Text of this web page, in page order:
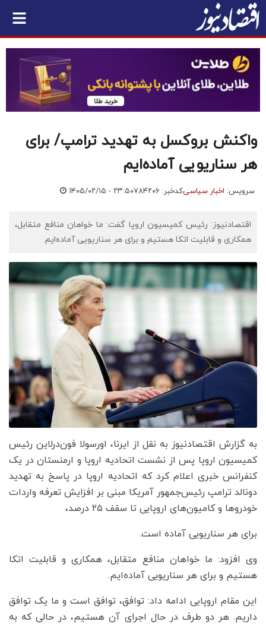
واکنش بروکسل به تهدید ترامپ/ برای
هر سناریویی آماده‌ایم
سرویس: اخبار سیاسیکدخبر: ۷۸۴۲۰۶ ۱۴۰۵/۰۲/۱۵ - ۲۳:۵۰
اقتصادنیوز: رئیس کمیسیون اروپا گفت: ما خواهان منافع متقابل،
همکاری و قابلیت اتکا هستیم و برای هر سناریویی آماده‌ایم.
به گزارش اقتصادنیوز به نقل از ایرنا، اورسولا فون‌درلاین رئیس
کمیسیون اروپا پس از نشست اتحادیه اروپا و ارمنستان در یک
کنفرانس خبری اعلام کرد که اتحادیه اروپا در پاسخ به تهدید
دونالد ترامپ رئیس‌جمهور آمریکا مبنی بر افزایش تعرفه واردات
خودروها و کامیون‌های اروپایی تا سقف ۲۵ درصد،
برای هر سناریویی آماده است.
وی افزود: ما خواهان منافع متقابل، همکاری و قابلیت اتکا
هستیم و برای هر سناریویی آماده‌ایم.
این مقام اروپایی ادامه داد: توافق، توافق است و ما یک توافق
داریم. هر دو طرف در حال اجرای آن هستیم، در حالی که به